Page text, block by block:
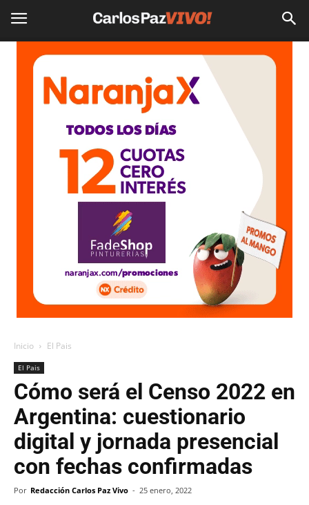
Inicio El Pais
El Pais
Cómo será el Censo 2022 en
Argentina: cuestionario
digital y jornada presencial
con fechas confirmadas
Por Redacción Carlos Paz Vivo - 25 enero, 2022